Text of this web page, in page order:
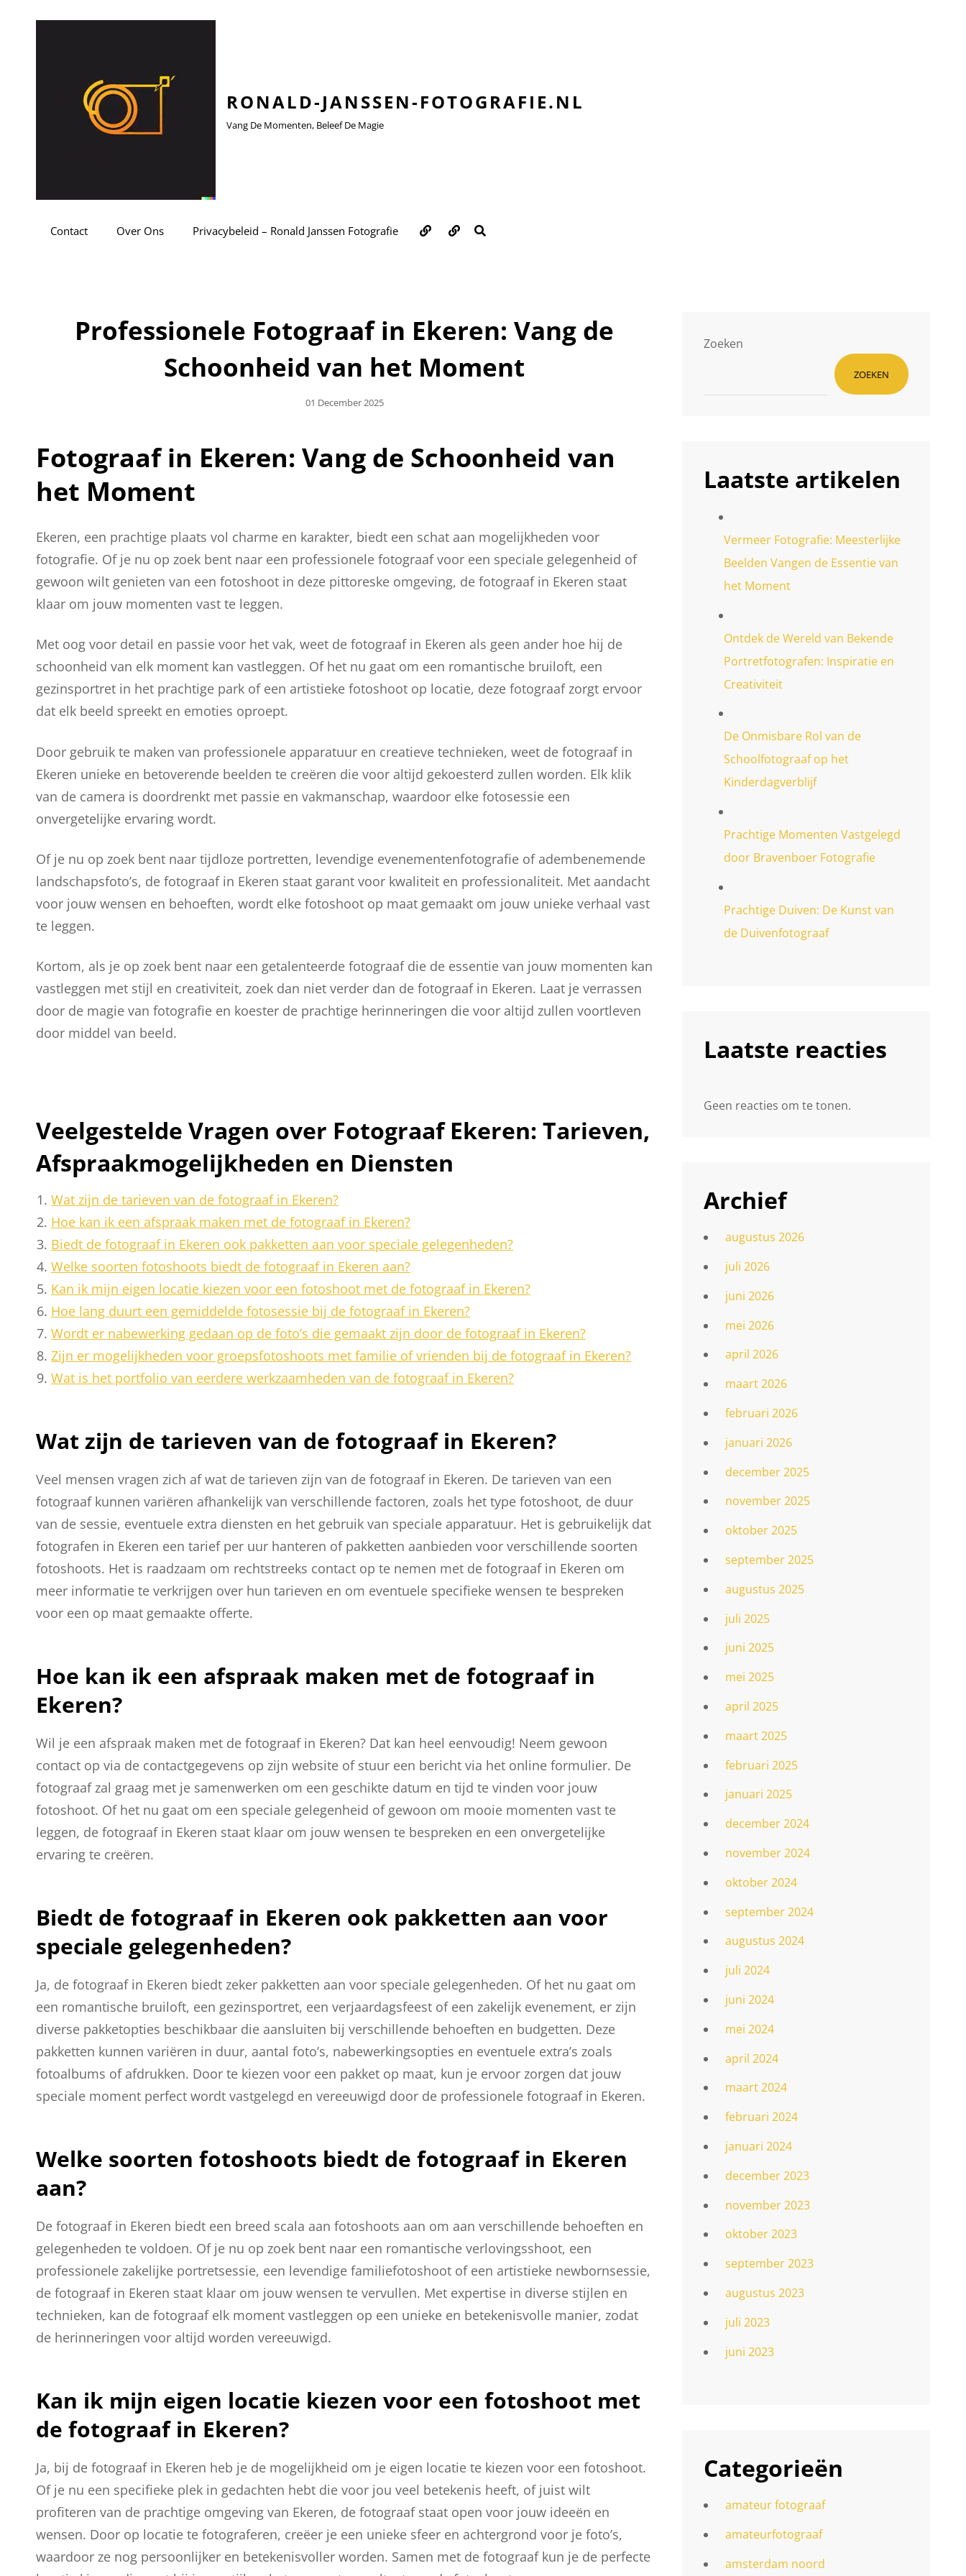
RONALD-JANSSEN-FOTOGRAFIE.NL
Vang De Momenten, Beleef De Magie
Contact Over Ons Privacybeleid – Ronald Janssen Fotografie Over
ons
Contact
Professionele Fotograaf in Ekeren: Vang de
Schoonheid van het Moment
Geplaatst
01 December 2025
Fotograaf in Ekeren: Vang de Schoonheid van
het Moment
Ekeren, een prachtige plaats vol charme en karakter, biedt een schat aan mogelijkheden voor
fotografie. Of je nu op zoek bent naar een professionele fotograaf voor een speciale gelegenheid of
gewoon wilt genieten van een fotoshoot in deze pittoreske omgeving, de fotograaf in Ekeren staat
klaar om jouw momenten vast te leggen.
Met oog voor detail en passie voor het vak, weet de fotograaf in Ekeren als geen ander hoe hij de
schoonheid van elk moment kan vastleggen. Of het nu gaat om een romantische bruiloft, een
gezinsportret in het prachtige park of een artistieke fotoshoot op locatie, deze fotograaf zorgt ervoor
dat elk beeld spreekt en emoties oproept.
Door gebruik te maken van professionele apparatuur en creatieve technieken, weet de fotograaf in
Ekeren unieke en betoverende beelden te creëren die voor altijd gekoesterd zullen worden. Elk klik
van de camera is doordrenkt met passie en vakmanschap, waardoor elke fotosessie een
onvergetelijke ervaring wordt.
Of je nu op zoek bent naar tijdloze portretten, levendige evenementenfotografie of adembenemende
landschapsfoto’s, de fotograaf in Ekeren staat garant voor kwaliteit en professionaliteit. Met aandacht
voor jouw wensen en behoeften, wordt elke fotoshoot op maat gemaakt om jouw unieke verhaal vast
te leggen.
Kortom, als je op zoek bent naar een getalenteerde fotograaf die de essentie van jouw momenten kan
vastleggen met stijl en creativiteit, zoek dan niet verder dan de fotograaf in Ekeren. Laat je verrassen
door de magie van fotografie en koester de prachtige herinneringen die voor altijd zullen voortleven
door middel van beeld.
Veelgestelde Vragen over Fotograaf Ekeren: Tarieven,
Afspraakmogelijkheden en Diensten
Wat zijn de tarieven van de fotograaf in Ekeren?
Hoe kan ik een afspraak maken met de fotograaf in Ekeren?
Biedt de fotograaf in Ekeren ook pakketten aan voor speciale gelegenheden?
Welke soorten fotoshoots biedt de fotograaf in Ekeren aan?
Kan ik mijn eigen locatie kiezen voor een fotoshoot met de fotograaf in Ekeren?
Hoe lang duurt een gemiddelde fotosessie bij de fotograaf in Ekeren?
Wordt er nabewerking gedaan op de foto’s die gemaakt zijn door de fotograaf in Ekeren?
Zijn er mogelijkheden voor groepsfotoshoots met familie of vrienden bij de fotograaf in Ekeren?
Wat is het portfolio van eerdere werkzaamheden van de fotograaf in Ekeren?
Wat zijn de tarieven van de fotograaf in Ekeren?
Veel mensen vragen zich af wat de tarieven zijn van de fotograaf in Ekeren. De tarieven van een
fotograaf kunnen variëren afhankelijk van verschillende factoren, zoals het type fotoshoot, de duur
van de sessie, eventuele extra diensten en het gebruik van speciale apparatuur. Het is gebruikelijk dat
fotografen in Ekeren een tarief per uur hanteren of pakketten aanbieden voor verschillende soorten
fotoshoots. Het is raadzaam om rechtstreeks contact op te nemen met de fotograaf in Ekeren om
meer informatie te verkrijgen over hun tarieven en om eventuele specifieke wensen te bespreken
voor een op maat gemaakte offerte.
Hoe kan ik een afspraak maken met de fotograaf in
Ekeren?
Wil je een afspraak maken met de fotograaf in Ekeren? Dat kan heel eenvoudig! Neem gewoon
contact op via de contactgegevens op zijn website of stuur een bericht via het online formulier. De
fotograaf zal graag met je samenwerken om een geschikte datum en tijd te vinden voor jouw
fotoshoot. Of het nu gaat om een speciale gelegenheid of gewoon om mooie momenten vast te
leggen, de fotograaf in Ekeren staat klaar om jouw wensen te bespreken en een onvergetelijke
ervaring te creëren.
Biedt de fotograaf in Ekeren ook pakketten aan voor
speciale gelegenheden?
Ja, de fotograaf in Ekeren biedt zeker pakketten aan voor speciale gelegenheden. Of het nu gaat om
een romantische bruiloft, een gezinsportret, een verjaardagsfeest of een zakelijk evenement, er zijn
diverse pakketopties beschikbaar die aansluiten bij verschillende behoeften en budgetten. Deze
pakketten kunnen variëren in duur, aantal foto’s, nabewerkingsopties en eventuele extra’s zoals
fotoalbums of afdrukken. Door te kiezen voor een pakket op maat, kun je ervoor zorgen dat jouw
speciale moment perfect wordt vastgelegd en vereeuwigd door de professionele fotograaf in Ekeren.
Welke soorten fotoshoots biedt de fotograaf in Ekeren
aan?
De fotograaf in Ekeren biedt een breed scala aan fotoshoots aan om aan verschillende behoeften en
gelegenheden te voldoen. Of je nu op zoek bent naar een romantische verlovingsshoot, een
professionele zakelijke portretsessie, een levendige familiefotoshoot of een artistieke newbornsessie,
de fotograaf in Ekeren staat klaar om jouw wensen te vervullen. Met expertise in diverse stijlen en
technieken, kan de fotograaf elk moment vastleggen op een unieke en betekenisvolle manier, zodat
de herinneringen voor altijd worden vereeuwigd.
Kan ik mijn eigen locatie kiezen voor een fotoshoot met
de fotograaf in Ekeren?
Ja, bij de fotograaf in Ekeren heb je de mogelijkheid om je eigen locatie te kiezen voor een fotoshoot.
Of je nu een specifieke plek in gedachten hebt die voor jou veel betekenis heeft, of juist wilt
profiteren van de prachtige omgeving van Ekeren, de fotograaf staat open voor jouw ideeën en
wensen. Door op locatie te fotograferen, creëer je een unieke sfeer en achtergrond voor je foto’s,
waardoor ze nog persoonlijker en betekenisvoller worden. Samen met de fotograaf kun je de perfecte
Zoeken
ZOEKEN
Laatste artikelen
Vermeer Fotografie: Meesterlijke
Beelden Vangen de Essentie van
het Moment
Ontdek de Wereld van Bekende
Portretfotografen: Inspiratie en
Creativiteit
De Onmisbare Rol van de
Schoolfotograaf op het
Kinderdagverblijf
Prachtige Momenten Vastgelegd
door Bravenboer Fotografie
Prachtige Duiven: De Kunst van
de Duivenfotograaf
Laatste reacties
Geen reacties om te tonen.
Archief
augustus 2026
juli 2026
juni 2026
mei 2026
april 2026
maart 2026
februari 2026
januari 2026
december 2025
november 2025
oktober 2025
september 2025
augustus 2025
juli 2025
juni 2025
mei 2025
april 2025
maart 2025
februari 2025
januari 2025
december 2024
november 2024
oktober 2024
september 2024
augustus 2024
juli 2024
juni 2024
mei 2024
april 2024
maart 2024
februari 2024
januari 2024
december 2023
november 2023
oktober 2023
september 2023
augustus 2023
juli 2023
juni 2023
Categorieën
amateur fotograaf
amateurfotograaf
amsterdam noord